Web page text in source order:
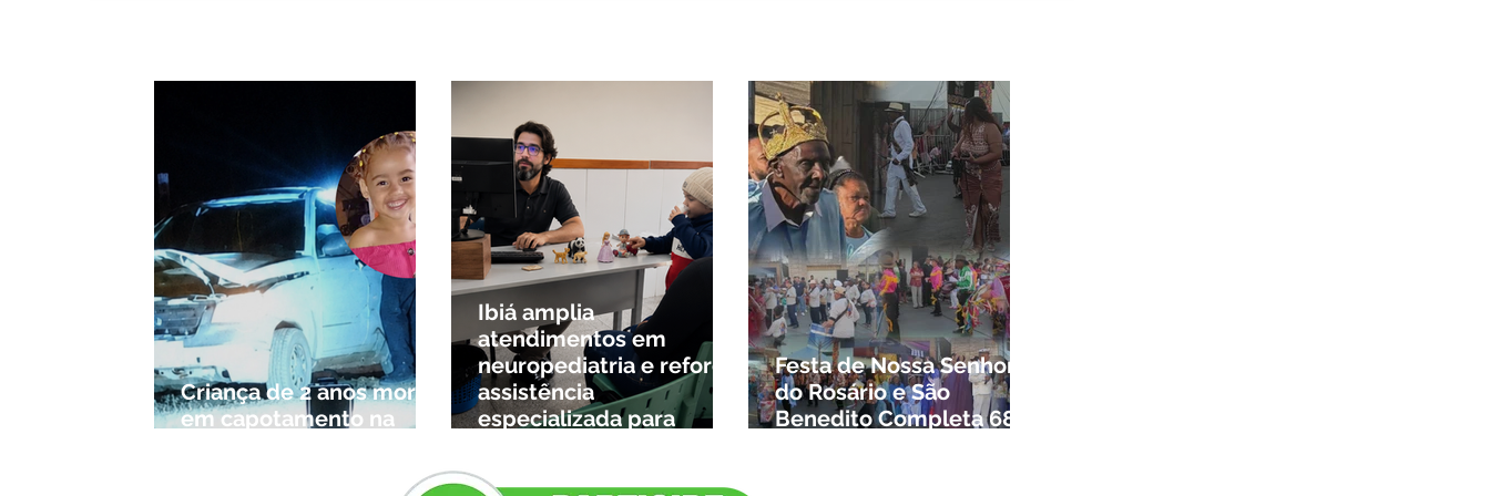
Criança de 2 anos morre
em capotamento na
Ibiá amplia
atendimentos em
neuropediatria e reforça
assistência
especializada para
região
Festa de Nossa Senhora
do Rosário e São
Benedito Completa 68